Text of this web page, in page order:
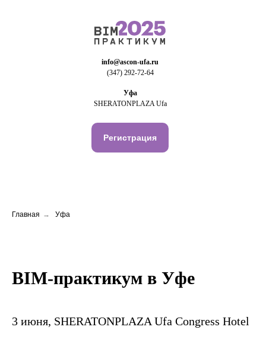
info@ascon-ufa.ru
(347) 292-72-64
Уфа
SHERATONPLAZA Ufa
Регистрация
Главная → Уфа
BIM-практикум в Уфе
3 июня, SHERATONPLAZA Ufa Congress Hotel